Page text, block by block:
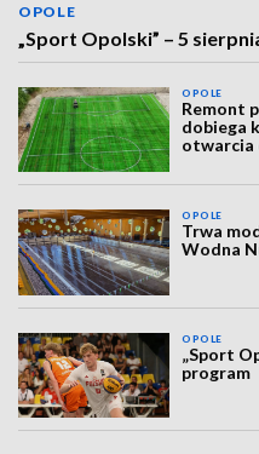
OPOLE
„Sport Opolski” – 5
OPOLE
Remont
dobiega
otwarcia
OPOLE
Trwa
Wodna
OPOLE
„Sport
program